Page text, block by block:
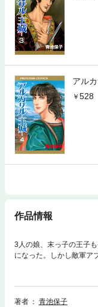
アル
528
作品情報
3人の娘、末っ子の王子
になった。しかし敵軍ア
し、とうとう彼は背に
著者
青池保子